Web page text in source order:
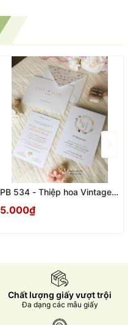
PB 534 - Thiệp hoa Vintage
5.000₫
Chất lượng giấy vượt trội
Đa dạng các mẫu giấy